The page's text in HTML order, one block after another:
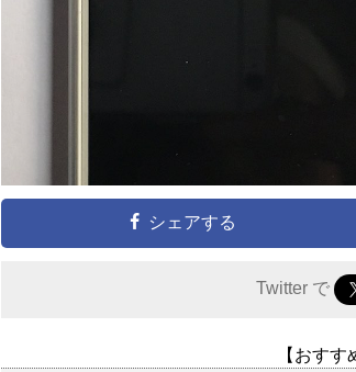
シェアする
Twitter で
【おすす